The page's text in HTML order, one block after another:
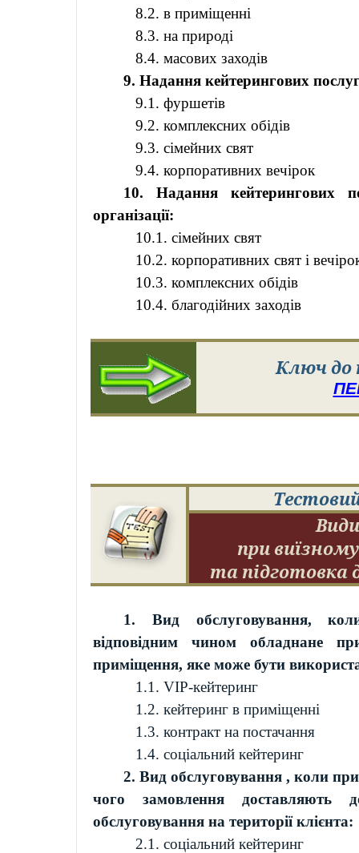
8.2. в приміщенні
8.3. на природі
8.4. масових заходів
9. Надання кейтерингових
9.1. фуршетів
9.2. комплексних обідів
9.3. сімейних свят
9.4. корпоративних вечірок
10. Надання кейтерингових
організації:
10.1. сімейних свят
10.2. корпоративних свят і
10.3. комплексних обідів
10.4. благодійних заходів
Ключ до
Види
при виїзному
та підготовка
1. Вид обслуговування,
відповідним чином обладнане
приміщення, яке може бути
1.1.VIP-кейтеринг
1.2.кейтеринг в приміщенні
1.3. контракт на постачання
1.4. соціальнийкейтеринг
2. Вид обслуговування , коли
чого замовлення доставляють
обслуговування на території клієнта:
2.1. соціальнийкейтеринг